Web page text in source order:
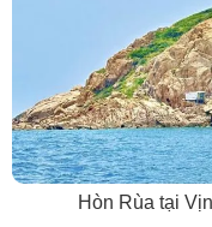
Hòn Rùa tại